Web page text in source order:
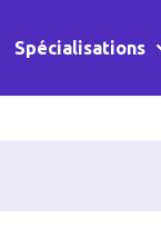
Spécialisations